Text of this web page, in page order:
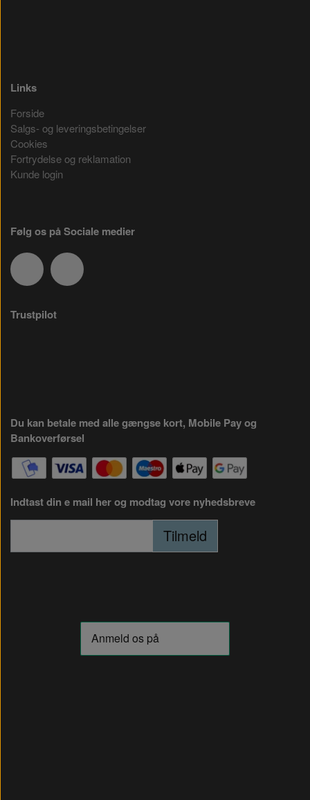
Links
Forside
Salgs- og leveringsbetingelser
Cookies
Fortrydelse og reklamation
Kunde login
Følg os på Sociale medier
Trustpilot
Du kan betale med alle gængse kort, Mobile Pay og
Bankoverførsel
Indtast din e mail her og modtag vore nyhedsbreve
Tilmeld